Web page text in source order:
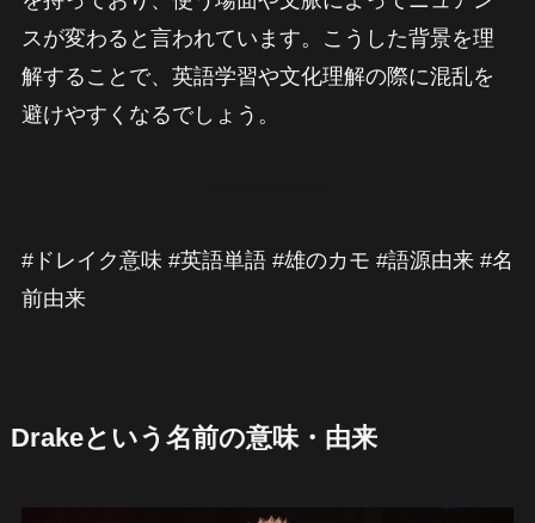
スが変わると言われています。こうした背景を理
解することで、英語学習や文化理解の際に混乱を
避けやすくなるでしょう。
#ドレイク意味 #英語単語 #雄のカモ #語源由来 #名
前由来
Drakeという名前の意味・由来